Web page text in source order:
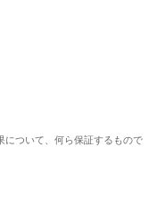
について、何ら保証するもので